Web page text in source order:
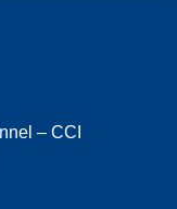
– CCI